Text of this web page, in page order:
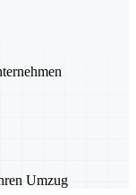
Umzug